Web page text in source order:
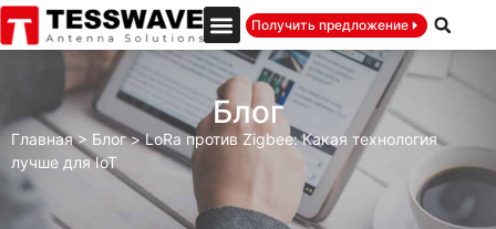
Получить предложение
Блог
Главная> Блог>LoRa против Zigbee: Какая технология
лучше для IoT